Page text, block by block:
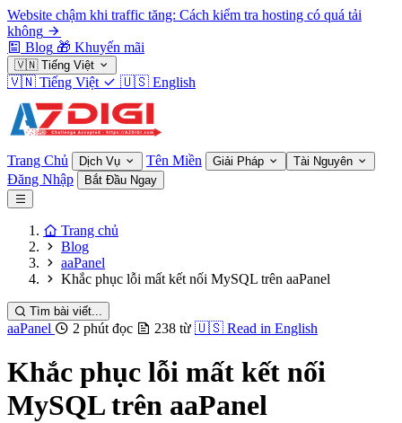
Website chậm khi traffic tăng: Cách kiểm tra hosting có quá tải
không
Blog 🎁 Khuyến mãi
🇻🇳 Tiếng Việt
🇻🇳 Tiếng Việt 🇺🇸 English
Trang Chủ Dịch Vụ Tên Miền Giải Pháp Tài Nguyên
Đăng Nhập Bắt Đầu Ngay
Trang chủ
Blog
aaPanel
Khắc phục lỗi mất kết nối MySQL trên aaPanel
Tìm bài viết...
aaPanel 2 phút đọc 238 từ 🇺🇸 Read in English
Khắc phục lỗi mất kết nối
MySQL trên aaPanel